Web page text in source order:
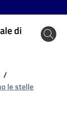
di
/
le stelle